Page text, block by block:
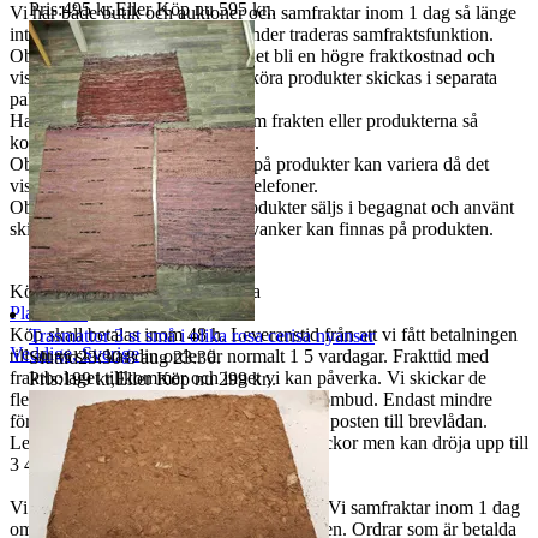
Vi har både butik och aukioner och samfraktar inom 1 dag så länge
inte varan är betald och du använder traderas samfraktsfunktion.
Observera att vid samfrakt kan det bli en högre fraktkostnad och
vissa skrymmande, tunga eller sköra produkter skickas i separata
paket.
Har du frågor och funderingar om frakten eller produkterna så
kontakta oss innan bud eller köp.
Observera att färgåtergivningen på produkter kan variera då det
visas olika på olika datorer och telefoner.
Observera att alla begagnade produkter säljs i begagnat och använt
skick, så mindre skador och skavanker kan finnas på produkten.
Köpvillkor Plantanica på Tradera
Köp skall betalas inom 48 h. Leveranstid från att vi fått betalningen
till att vi skickar din order är normalt 1 5 vardagar. Frakttid med
fraktbolaget tillkommer och inget vi kan påverka. Vi skickar de
flesta försändelser spårbart med DHL till ombud. Endast mindre
försändelser med ringa värde skickas med posten till brevlådan.
Leveranstid med posten är normalt 1-2 veckor men kan dröja upp till
3 4 veckor.
Vi skickar med eget fraktavtal med DHL. Vi samfraktar inom 1 dag
om du använder dig av samfraktsfunktionen. Ordrar som är betalda
Plantanica
Veddige,Sverige
Pris:495 kr,Eller Köp nu 595 kr,.
Trasmattor 3 st små i olika rosa cerisa nyanser
Sluttid23:30 8 aug 23:30.
Pris:199 kr,Eller Köp nu 299 kr,.